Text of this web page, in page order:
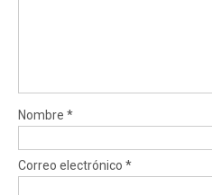
Nombre *
Correo electrónico *